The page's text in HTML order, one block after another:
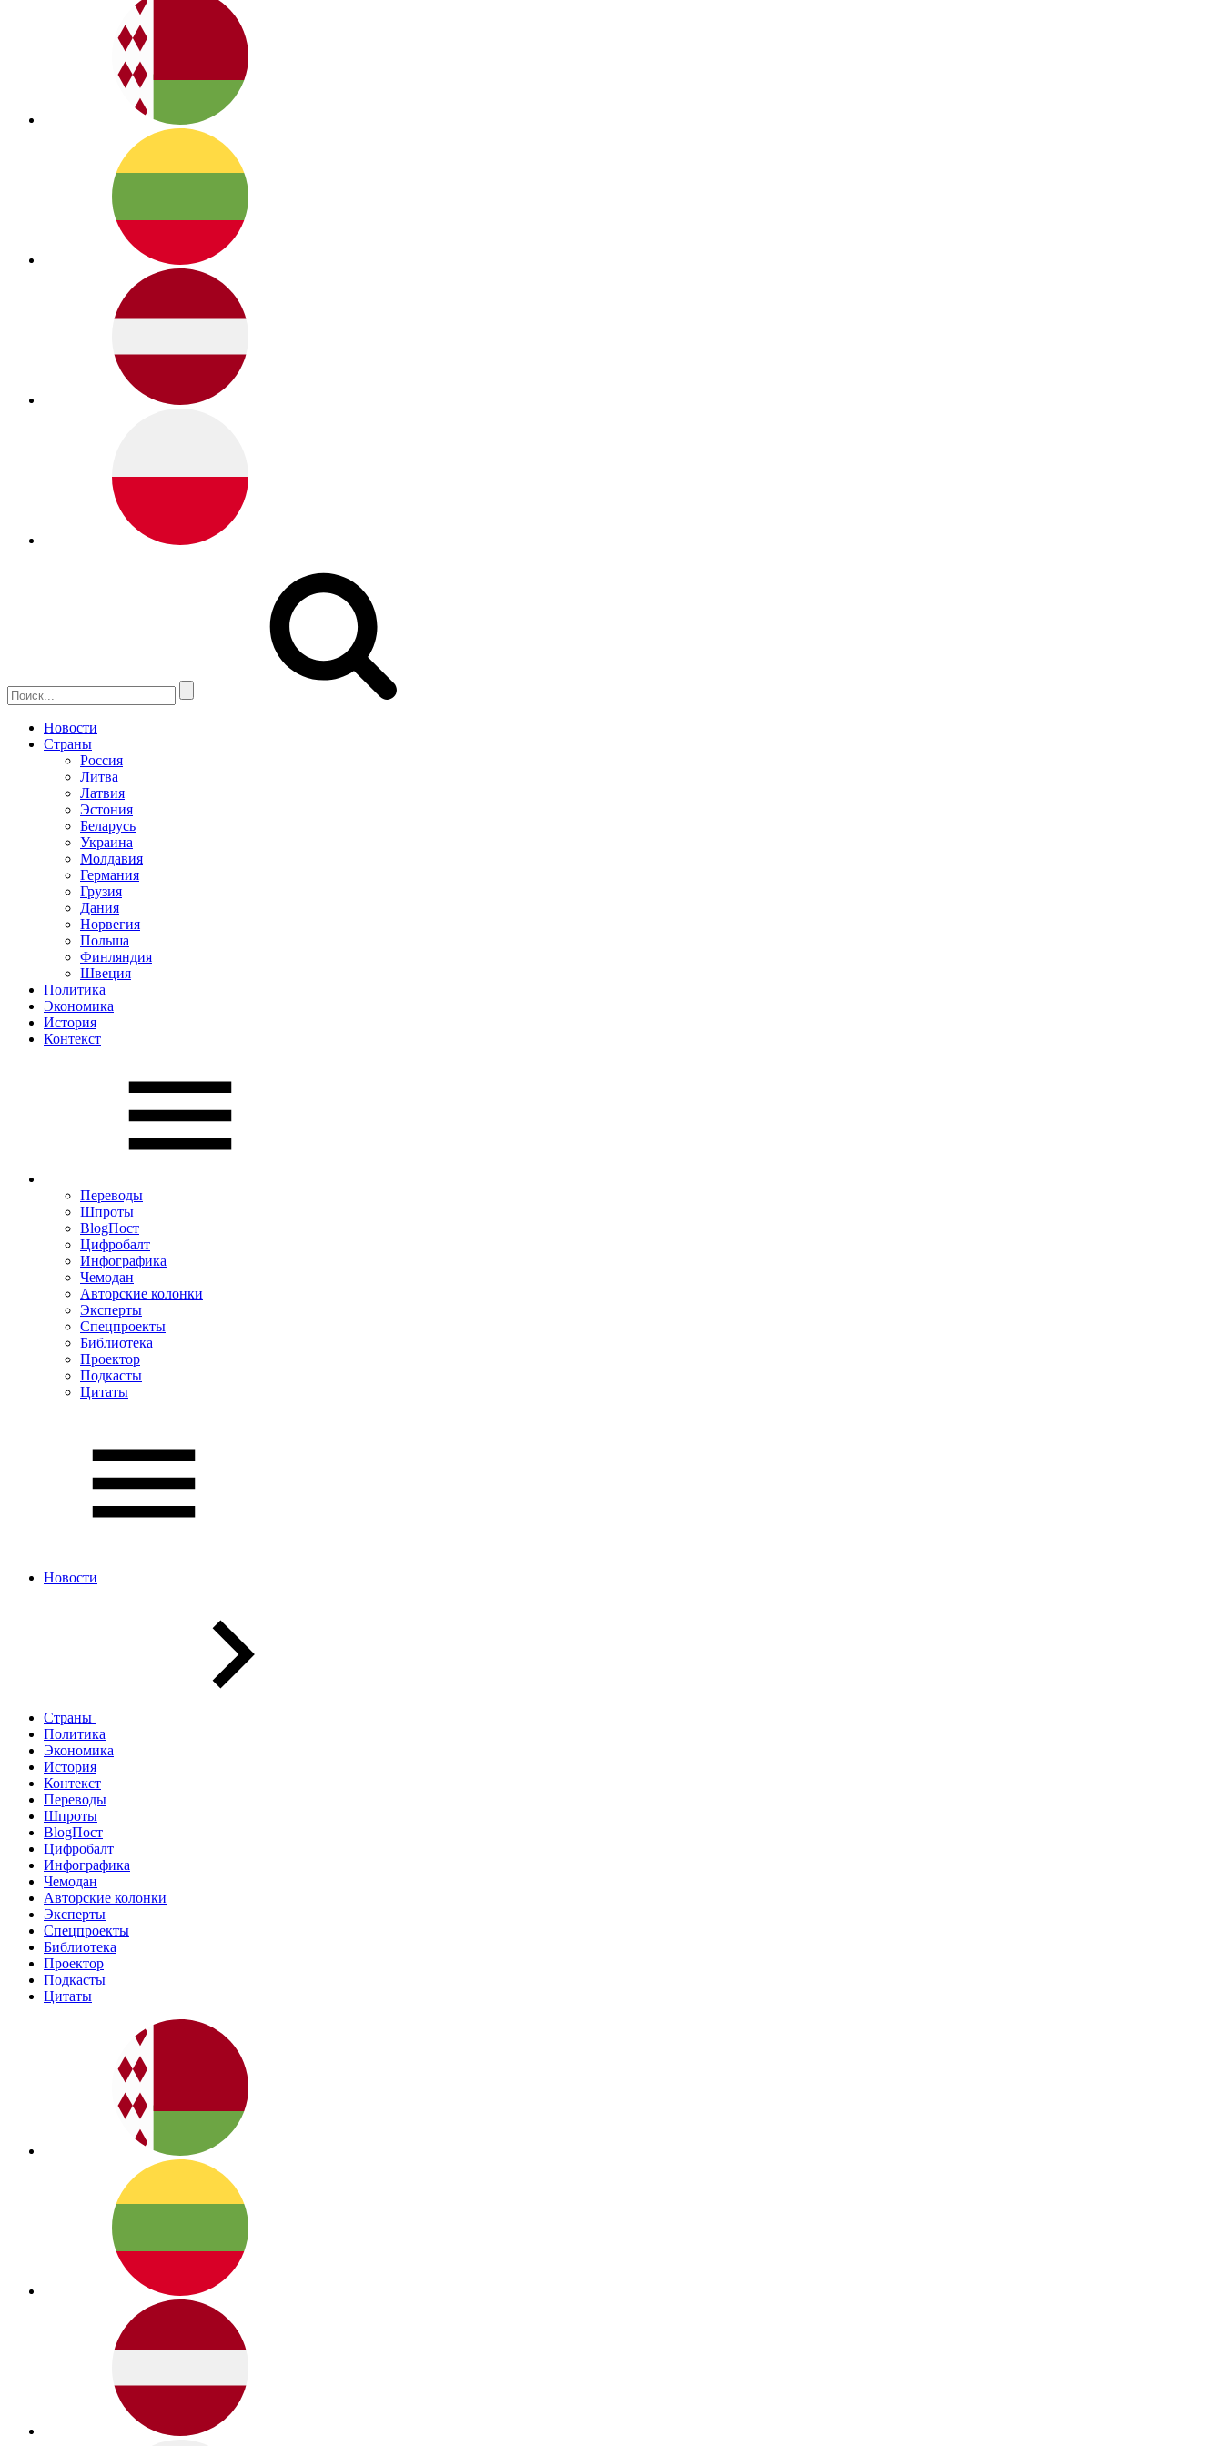
Новости
Страны
Россия
Литва
Латвия
Эстония
Беларусь
Украина
Молдавия
Германия
Грузия
Дания
Норвегия
Польша
Финляндия
Швеция
Политика
Экономика
История
Контекст
Переводы
Шпроты
BlogПост
Цифробалт
Инфографика
Чемодан
Авторские колонки
Эксперты
Спецпроекты
Библиотека
Проектор
Подкасты
Цитаты
Новости
Страны
Политика
Экономика
История
Контекст
Переводы
Шпроты
BlogПост
Цифробалт
Инфографика
Чемодан
Авторские колонки
Эксперты
Спецпроекты
Библиотека
Проектор
Подкасты
Цитаты